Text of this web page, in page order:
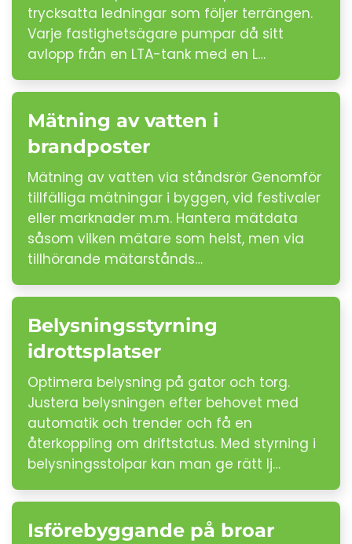
trycksatta ledningar som följer terrängen.
Varje fastighetsägare pumpar då sitt
avlopp från en LTA-tank med en L…
Mätning av vatten i
brandposter
Mätning av vatten via ståndsrör Genomför
tillfälliga mätningar i byggen, vid festivaler
eller marknader m.m. Hantera mätdata
såsom vilken mätare som helst, men via
tillhörande mätarstånds…
Belysningsstyrning
idrottsplatser
Optimera belysning på gator och torg.
Justera belysningen efter behovet med
automatik och trender och få en
återkoppling om driftstatus. Med styrning i
belysningsstolpar kan man ge rätt lj…
Isförebyggande på broar